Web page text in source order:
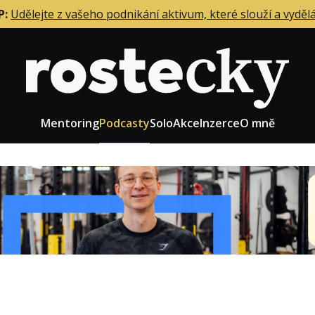
Udělejte z vašeho podnikání aktivum, které slouží a
MentoringPodcastySoloAkceInzerceO mně
firmy
zaměstnanců
Role zakladatele/CEO
Růst firmy